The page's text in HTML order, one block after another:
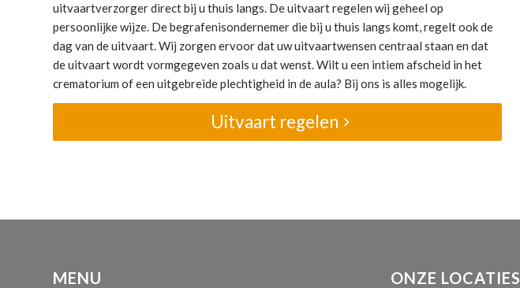
uitvaartverzorger direct bij u thuis langs. De uitvaart regelen wij geheel op
persoonlijke wijze. De begrafenisondernemer die bij u thuis langs komt, regelt ook de
dag van de uitvaart. Wij zorgen ervoor dat uw uitvaartwensen centraal staan en dat
de uitvaart wordt vormgegeven zoals u dat wenst. Wilt u een intiem afscheid in het
crematorium of een uitgebreide plechtigheid in de aula? Bij ons is alles mogelijk.
Uitvaart regelen
MENU ONZE LOCATIES